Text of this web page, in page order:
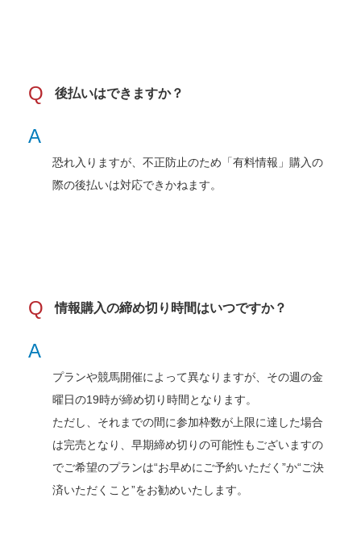
Q 後払いはできますか？
A
恐れ入りますが、不正防止のため「有料情報」購入の
際の後払いは対応できかねます。
Q 情報購入の締め切り時間はいつですか？
A
プランや競馬開催によって異なりますが、その週の金
曜日の19時が締め切り時間となります。
ただし、それまでの間に参加枠数が上限に達した場合
は完売となり、早期締め切りの可能性もございますの
でご希望のプランは“お早めにご予約いただく”か“ご決
済いただくこと”をお勧めいたします。